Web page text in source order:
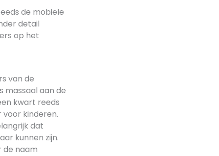
de mobiele
detail
op het
van de
massaal aan de
kwart reeds
kinderen.
dat
kunnen zijn.
de naam